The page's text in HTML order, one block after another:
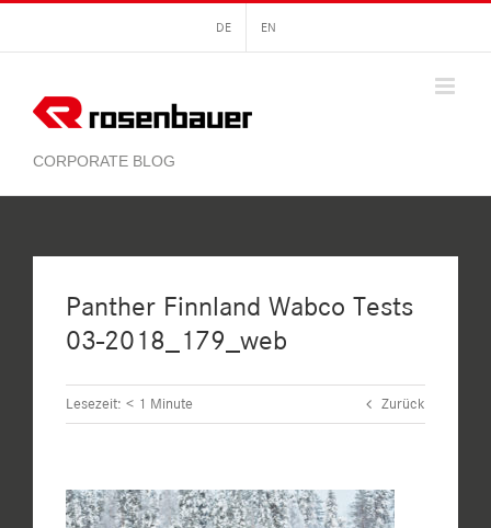
springen
DE EN
Panther Finnland Wabco Tests
03-2018_179_web
Lesezeit: < 1 Minute Zurück